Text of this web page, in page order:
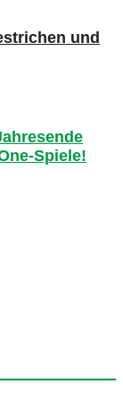
und
Spiele!